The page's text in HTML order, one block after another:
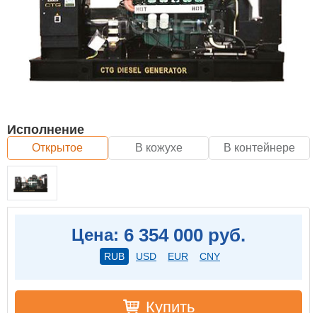
Исполнение
Открытое В кожухе В контейнере
Цена: 6 354 000 руб.
RUB USD EUR CNY
Купить